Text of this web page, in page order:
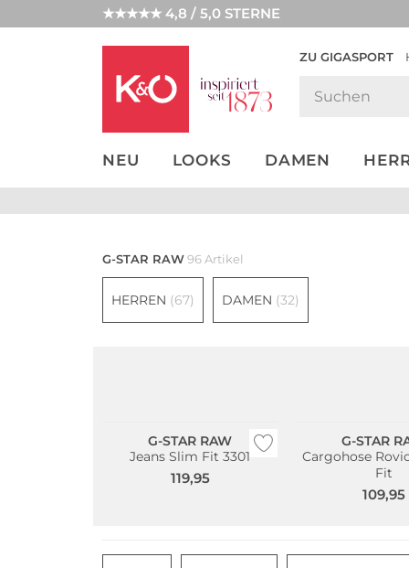
★★★★★ 4,8 / 5,0 STERNE
ZU GIGASPORT
NEU LOOKS DAMEN
NEW IN
WEDDING
G-STAR RAW96 Artikel
HERREN (67) DAMEN (32)
G-STAR RAW
Jeans Slim Fit 3301
119,95
G-STAR
Cargohose
Fit
109,95